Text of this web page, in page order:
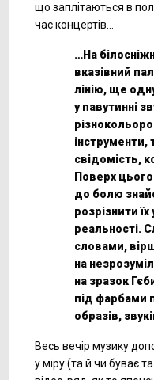
що заплітаються в
час концертів…
…На
вказівний
лінію, ще
у павутинні
інструменти,
свідомість,
Поверх
до болю
розрізнити їх
реальності.
словами,
на
на зразок
під фарбами
образів,
Весь вечір музику
у міру (та й чи буває